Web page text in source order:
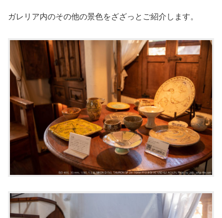
ガレリア内のその他の景色をざざっとご紹介します。